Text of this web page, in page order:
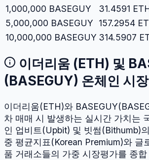
1,000,000 BASEGUY 31.4591
5,000,000 BASEGUY 157.2954
10,000,000 BASEGUY 314.5907
이더리움 ( ETH ) 및
( BASEGUY) 온체인 시
이더리움(ETH)와 BASEGUY(
차 매매 시 발생하는 실시간 가치는
인 업비트(Upbit) 및 빗썸(Bithumb)
중 평균지표(Korean Premium)와 글
품 거래소들의 가중 시장평가를 종